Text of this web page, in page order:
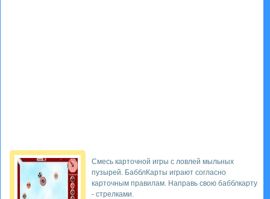
Смесь карточной игры с ловлей мыльных
пузырей. БабблКарты играют согласно
карточным правилам. Направь свою бабблкарту
- стрелками.